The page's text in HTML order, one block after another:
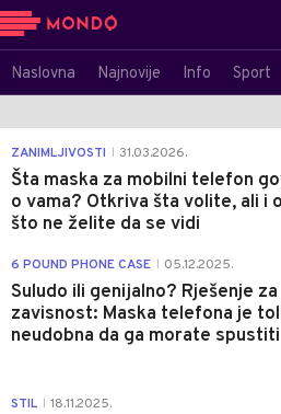
Naslovna Najnovije Info Sport
ZANIMLJIVOSTI 31.03.2026.
Šta maska za mobilni telefon
o vama? Otkriva šta volite, ali i
što ne želite da se vidi
6 POUND PHONE CASE 05.12.2025.
Suludo ili genijalno? Rješenje za
zavisnost: Maska telefona je
neudobna da ga morate spustiti
STIL 18.11.2025.